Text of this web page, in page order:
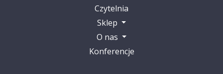
Czytelnia
Sklep
O nas
Konferencje